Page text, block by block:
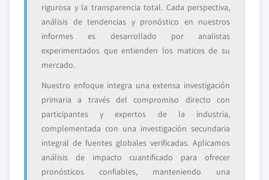
rigurosa y la transparencia total. Cada perspectiva,
análisis de tendencias y pronóstico en nuestros
informes es desarrollado por analistas
experimentados que entienden los matices de su
mercado.
Nuestro enfoque integra una extensa investigación
primaria a través del compromiso directo con
participantes y expertos de la industria,
complementada con una investigación secundaria
integral de fuentes globales verificadas. Aplicamos
análisis de impacto cuantificado para ofrecer
pronósticos confiables, manteniendo una